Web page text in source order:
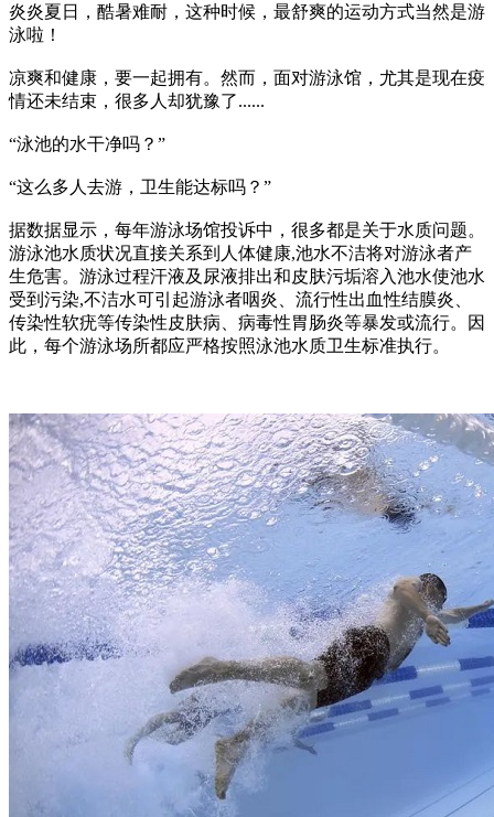
炎炎夏日，酷暑难耐，这种时候，最舒爽的运动方式当然是游
泳啦！
凉爽和健康，要一起拥有。然而，面对游泳馆，尤其是现在疫
情还未结束，很多人却犹豫了......
“泳池的水干净吗？”
“这么多人去游，卫生能达标吗？”
据数据显示，每年游泳场馆投诉中，很多都是关于水质问题。
游泳池水质状况直接关系到人体健康,池水不洁将对游泳者产
生危害。游泳过程汗液及尿液排出和皮肤污垢溶入池水使池水
受到污染,不洁水可引起游泳者咽炎、流行性出血性结膜炎、
传染性软疣等传染性皮肤病、病毒性胃肠炎等暴发或流行。因
此，每个游泳场所都应严格按照泳池水质卫生标准执行。